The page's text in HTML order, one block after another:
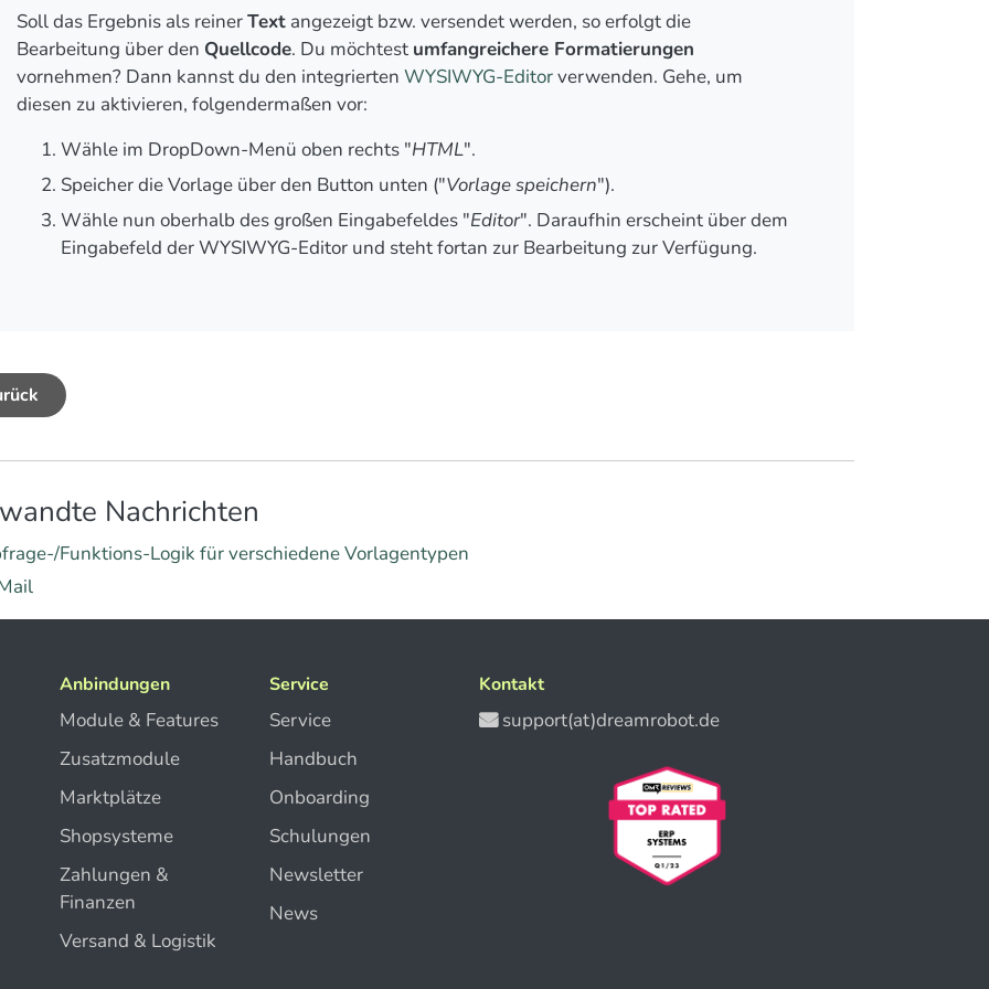
Soll das Ergebnis als reinerText angezeigt bzw. versendet werden, so erfolgt die
Bearbeitung über den Quellcode. Du möchtest umfangreichere Formatierungen
vornehmen? Dann kannst du den integrierten WYSIWYG-Editorverwenden. Gehe, um
diesen zu aktivieren, folgendermaßen vor:
Wähle im DropDown-Menü oben rechts "HTML".
Speicher die Vorlage über den Button unten ("Vorlage speichern").
Wähle nun oberhalb des großen Eingabefeldes "Editor". Daraufhin erscheint über dem
Eingabefeld der WYSIWYG-Editor und steht fortan zur Bearbeitung zur Verfügung.
Nachrichten
Funktions-Logik für verschiedene Vorlagentypen
Anbindungen
Module & Features
Zusatzmodule
Marktplätze
Shopsysteme
Zahlungen &
Finanzen
Versand & Logistik
Service
Service
Handbuch
Onboarding
Schulungen
Newsletter
News
Kontakt
support(at)dreamrobot.de